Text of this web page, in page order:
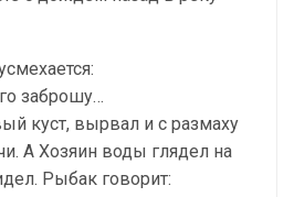
заброшу…
куст, вырвал и с размаху
А Хозяин воды глядел на
Рыбак говорит: